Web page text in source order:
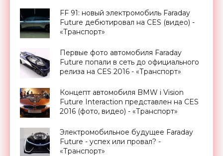
FF 91: новый электромобиль Faraday
Future дебютировал на CES (видео) -
«Транспорт»
Первые фото автомобиля Faraday
Future попали в сеть до официального
релиза на CES 2016 - «Транспорт»
Концепт автомобиля BMW i Vision
Future Interaction представлен на CES
2016 (фото, видео) - «Транспорт»
Электромобильное будущее Faraday
Future - успех или провал? -
«Транспорт»